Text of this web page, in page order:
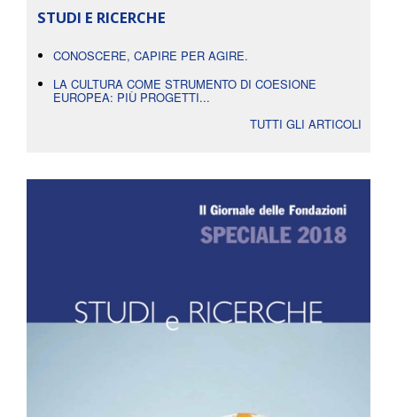
STUDI E RICERCHE
CONOSCERE, CAPIRE PER AGIRE.
LA CULTURA COME STRUMENTO DI COESIONE
EUROPEA: PIÙ PROGETTI...
TUTTI GLI ARTICOLI